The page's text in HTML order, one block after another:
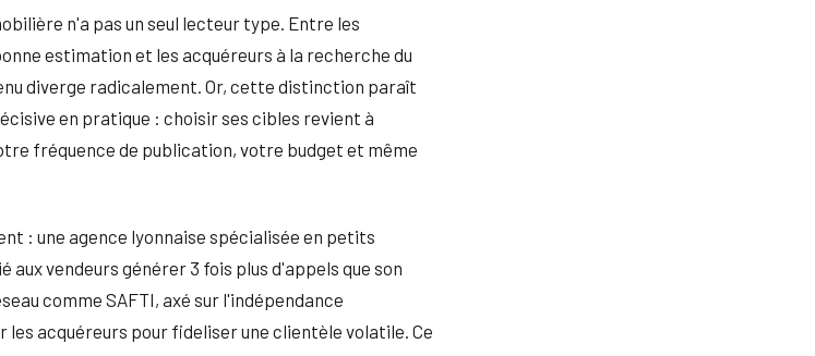
n'a pas un seul lecteur type. Entre les
estimation et les acquéreurs à la recherche du
diverge radicalement. Or, cette distinction paraît
en pratique : choisir ses cibles revient à
fréquence de publication, votre budget et même
: une agence lyonnaise spécialisée en petits
vendeurs générer 3 fois plus d'appels que son
comme SAFTI, axé sur l'indépendance
acquéreurs pour fideliser une clientèle volatile. Ce